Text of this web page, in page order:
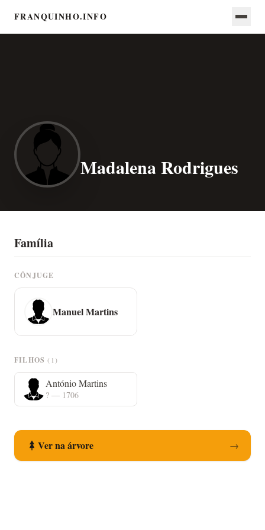
FRANQUINHO.INFO
Madalena Rodrigues
Família
CÔNJUGE
Manuel Martins
FILHOS(1)
António Martins
? — 1706
Ver na árvore →